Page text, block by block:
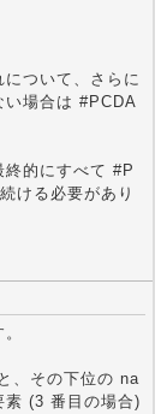
について、さらに
い場合は #PCDA
終的にすべて #P
ける必要があり
、その下位の na
(3 番目の場合)